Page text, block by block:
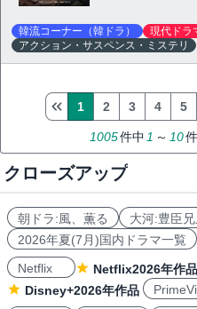
韓流コーナー（韓ドラ）
現代ドラ
アクション・サスペンス・ミステリ
1005件中 1 ～ 10
1 2 3 4 5
クローズアップ
朝ドラ:風、薫る 大河:豊臣
2026年夏(7月)国内ドラマ一覧
Netflix
Netflix2026年作品
Disney+2026年作品